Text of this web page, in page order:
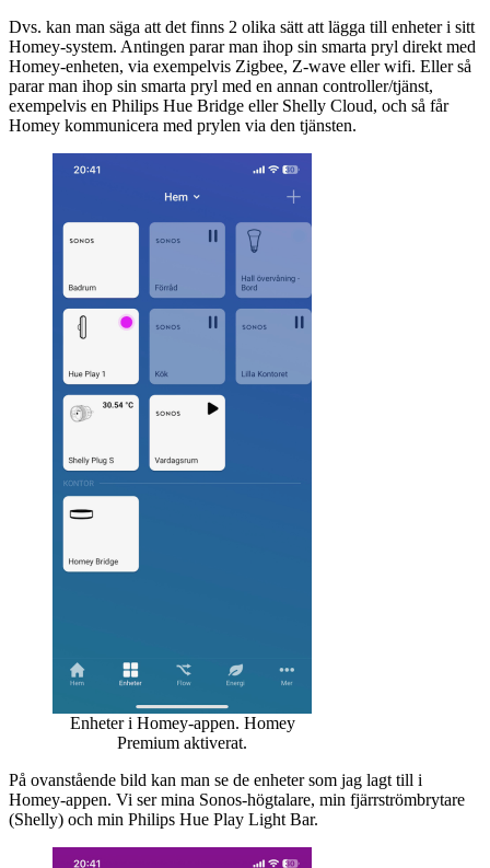
Dvs. kan man säga att det finns 2 olika sätt att lägga till enheter i sitt
Homey-system. Antingen parar man ihop sin smarta pryl direkt med
Homey-enheten, via exempelvis Zigbee, Z-wave eller wifi. Eller så
parar man ihop sin smarta pryl med en annan controller/tjänst,
exempelvis en Philips Hue Bridge eller Shelly Cloud, och så får
Homey kommunicera med prylen via den tjänsten.
Enheter i Homey-appen. Homey
Premium aktiverat.
På ovanstående bild kan man se de enheter som jag lagt till i
Homey-appen. Vi ser mina Sonos-högtalare, min fjärrströmbrytare
(Shelly) och min Philips Hue Play Light Bar.